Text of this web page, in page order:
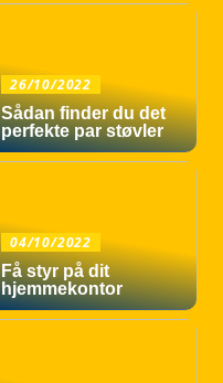
26/10/2022
Sådan finder du det
perfekte par støvler
04/10/2022
Få styr på dit
hjemmekontor